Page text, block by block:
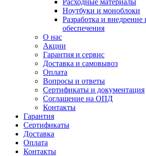
Расходные материалы
Ноутбуки и моноблоки
Разработка и
обеспечения
О нас
Акции
Гарантия и сервис
Доставка и самовывоз
Оплата
Вопросы и ответы
Сертификаты и документация
Соглашение на ОПД
Контакты
Гарантия
Сертификаты
Доставка
Оплата
Контакты